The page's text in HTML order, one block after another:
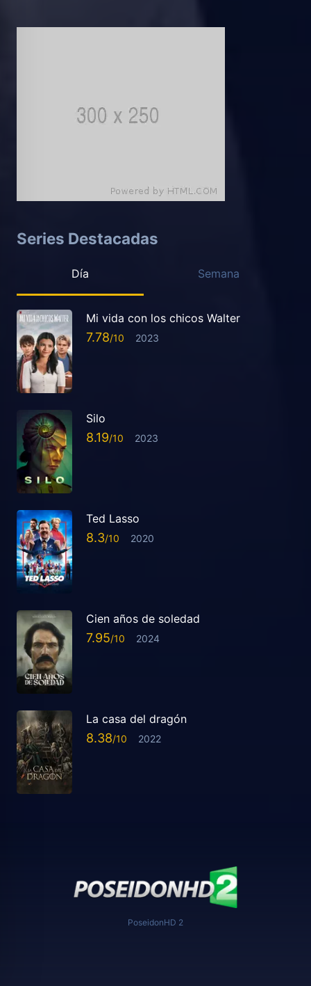
Series Destacadas
Día Semana
Mi vida con los chicos Walter
7.78 2023
Silo
8.19 2023
Ted Lasso
8.3 2020
Cien años de soledad
7.95 2024
La casa del dragón
8.38 2022
PoseidonHD 2